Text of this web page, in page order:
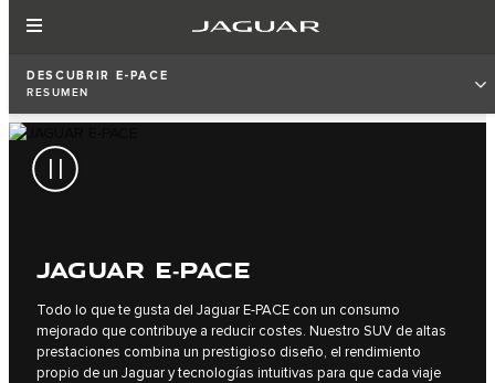
DESCUBRIR E‑PACE
RESUMEN
JAGUAR E‑PACE
Todo lo que te gusta del Jaguar E‑PACE con un consumo
mejorado que contribuye a reducir costes. Nuestro SUV de altas
prestaciones combina un prestigioso diseño, el rendimiento
propio de un Jaguar y tecnologías intuitivas para que cada viaje